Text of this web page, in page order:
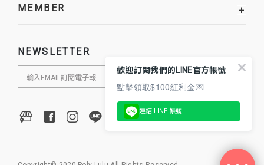
MEMBER +
NEWSLETTER
歡迎訂閱我們的LINE官方帳號
點擊領取$100紅利金💌
連結 LINE 帳號